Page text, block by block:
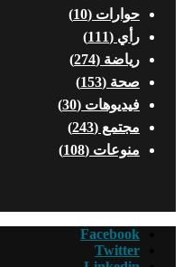
حوارات (10)
رأي (111)
رياضة (274)
صحة (153)
فيديوهات (30)
مجتمع (243)
منوعات (108)
Facebook
Twitter